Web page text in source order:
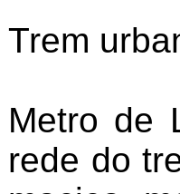
Trem
Metro de
rede do